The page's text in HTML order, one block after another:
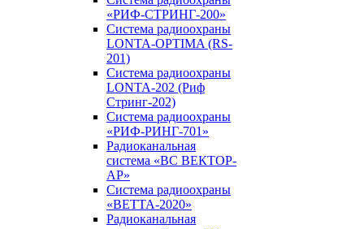
«РИФ-СТРИНГ-200»
Система радиоохраны
LONTA-OPTIMA (RS-
201)
Система радиоохраны
LONTA-202 (Риф
Стринг-202)
Система радиоохраны
«РИФ-РИНГ-701»
Радиоканальная
система «ВС ВЕКТОР-
АР»
Система радиоохраны
«ВЕТТА-2020»
Радиоканальная